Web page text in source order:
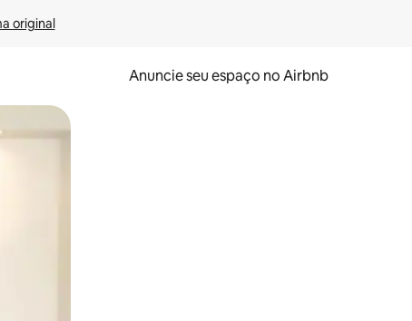
original
Anuncie seu espaço no Airbnb